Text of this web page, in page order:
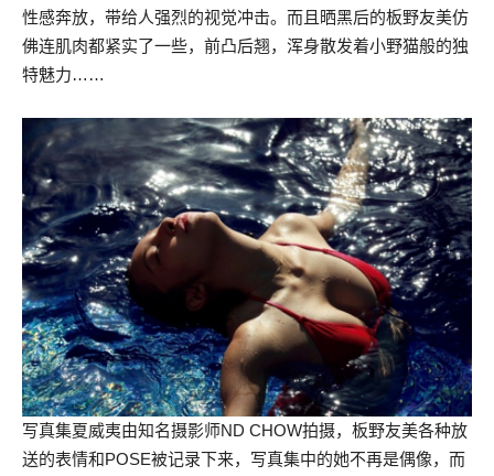
性感奔放，带给人强烈的视觉冲击。而且晒黑后的板野友美仿
佛连肌肉都紧实了一些，前凸后翘，浑身散发着小野猫般的独
特魅力……
写真集夏威夷由知名摄影师ND CHOW拍摄，板野友美各种放
送的表情和POSE被记录下来，写真集中的她不再是偶像，而